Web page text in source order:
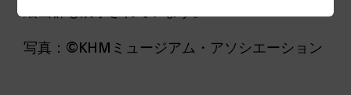
写真：©KHMミュージアム・アソシエーション